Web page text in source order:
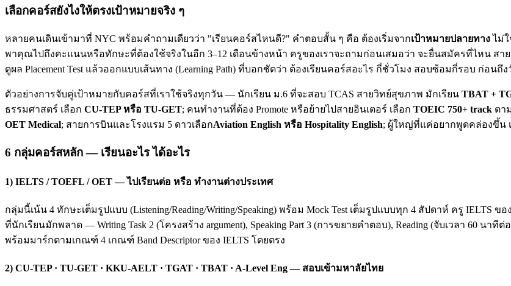
เลือกคอร์สยังไงให้ตรงเป้าหมายจริง ๆ
หลายคนเดินเข้ามาที่ NYC พร้อมคำถามเดียวว่า "เรียนคอร์สไหนดี?" คำตอบสั้น ๆ คือ ต้องเริ่มจากเป้าหมายปลายทางไม่
พาคุณไปถึงคะแนนหรือทักษะที่ต้องใช้จริงในอีก 3–12 เดือนข้างหน้า ครูของเราจะถามก่อนเสมอว่า จะยื่นสมัครที่ไหน ส
ดูผล Placement Test แล้วออกแบบเส้นทาง (Learning Path) ที่บอกชัดว่า ต้องเรียนคอร์สอะไร กี่ชั่วโมง สอบซ้อมกี่รอบ ก่อนถึ
ตัวอย่างการจับคู่เป้าหมายกับคอร์สที่เราใช้จริงทุกวัน — นักเรียน ม.6 ที่จะสอบ TCAS สายวิทย์สุขภาพ มักเรียน TBAT +
ธรรมศาสตร์ เลือก CU-TEP หรือ TU-GET; คนทำงานที่ต้อง Promote หรือย้ายไปสายอินเตอร์ เลือก TOEIC 750+ track ตา
OET Medical; สายการบินและโรงแรม 5 ดาวเลือกAviation English หรือ Hospitality English; ผู้ใหญ่ที่แค่อยากพูดคล่องขึ้น
6 กลุ่มคอร์สหลัก — เรียนอะไร ได้อะไร
1) IELTS / TOEFL / OET — ไปเรียนต่อ หรือ ทำงานต่างประเทศ
กลุ่มนี้เน้น 4 ทักษะเต็มรูปแบบ (Listening/Reading/Writing/Speaking) พร้อม Mock Test เต็มรูปแบบทุก 4 สัปดาห์ ครู IELTS
ที่นักเรียนมักพลาด — Writing Task 2 (โครงสร้าง argument), Speaking Part 3 (การขยายคำตอบ), Reading (จับเวลา 60 นาที
พร้อมมาร์กตามเกณฑ์ 4 เกณฑ์ Band Descriptor ของ IELTS โดยตรง
2) CU-TEP · TU-GET · KKU-AELT · TGAT · TBAT · A-Level Eng — สอบเข้ามหาลัยไทย